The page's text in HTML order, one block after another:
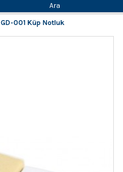
Ara
GD-001 Küp Notluk